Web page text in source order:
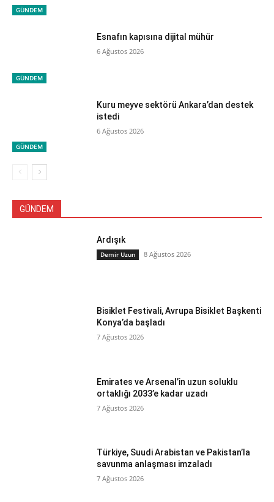
GÜNDEM
GÜNDEM
Esnafın kapısına dijital mühür
6 Ağustos 2026
GÜNDEM
Kuru meyve sektörü Ankara’dan destek
istedi
6 Ağustos 2026
GÜNDEM
Ardışık
Demir Uzun 8 Ağustos 2026
Bisiklet Festivali, Avrupa Bisiklet Başkenti
Konya’da başladı
7 Ağustos 2026
Emirates ve Arsenal’in uzun soluklu
ortaklığı 2033’e kadar uzadı
7 Ağustos 2026
Türkiye, Suudi Arabistan ve Pakistan’la
savunma anlaşması imzaladı
7 Ağustos 2026